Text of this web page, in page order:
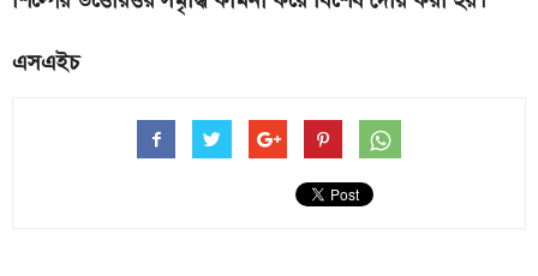
এসএইচ